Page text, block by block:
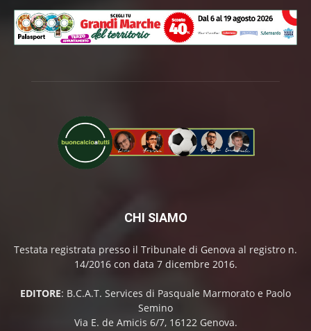
CHI SIAMO
Testata registrata presso il Tribunale di Genova al registro n.
14/2016 con data 7 dicembre 2016.
EDITORE: B.C.A.T. Services di Pasquale Marmorato e Paolo
Semino
Via E. de Amicis 6/7, 16122 Genova.